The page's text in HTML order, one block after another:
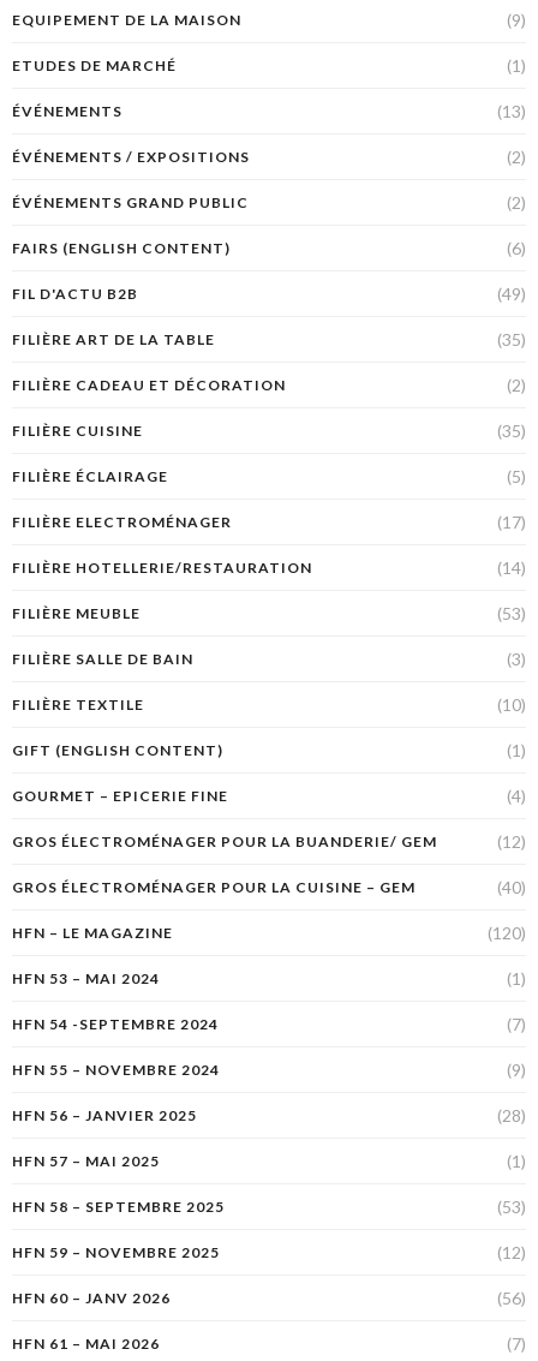
EQUIPEMENT DE LA MAISON (9)
ETUDES DE MARCHÉ (1)
ÉVÉNEMENTS (13)
ÉVÉNEMENTS / EXPOSITIONS (2)
ÉVÉNEMENTS GRAND PUBLIC (2)
FAIRS (ENGLISH CONTENT) (6)
FIL D'ACTU B2B (49)
FILIÈRE ART DE LA TABLE (35)
FILIÈRE CADEAU ET DÉCORATION (2)
FILIÈRE CUISINE (35)
FILIÈRE ÉCLAIRAGE (5)
FILIÈRE ELECTROMÉNAGER (17)
FILIÈRE HOTELLERIE/RESTAURATION (14)
FILIÈRE MEUBLE (53)
FILIÈRE SALLE DE BAIN (3)
FILIÈRE TEXTILE (10)
GIFT (ENGLISH CONTENT) (1)
GOURMET – EPICERIE FINE (4)
GROS ÉLECTROMÉNAGER POUR LA BUANDERIE/ GEM (12)
GROS ÉLECTROMÉNAGER POUR LA CUISINE – GEM (40)
HFN – LE MAGAZINE (120)
HFN 53 – MAI 2024 (1)
HFN 54 -SEPTEMBRE 2024 (7)
HFN 55 – NOVEMBRE 2024 (9)
HFN 56 – JANVIER 2025 (28)
HFN 57 – MAI 2025 (1)
HFN 58 – SEPTEMBRE 2025 (53)
HFN 59 – NOVEMBRE 2025 (12)
HFN 60 – JANV 2026 (56)
HFN 61 – MAI 2026 (7)